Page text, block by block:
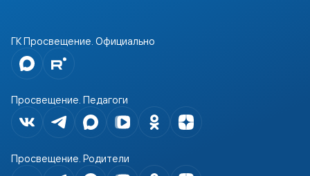
ГК Просвещение. Официально
Просвещение. Педагоги
Просвещение. Родители